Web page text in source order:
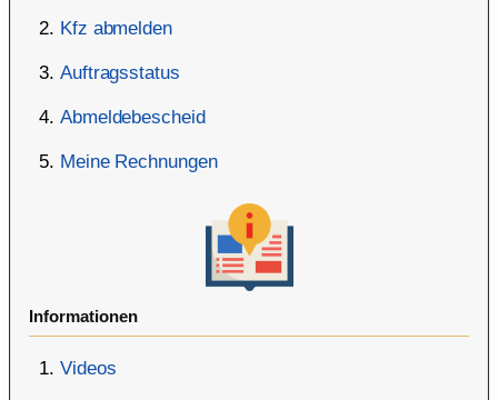
Kfz abmelden
Auftragsstatus
Abmeldebescheid
Meine Rechnungen
Informationen
Videos